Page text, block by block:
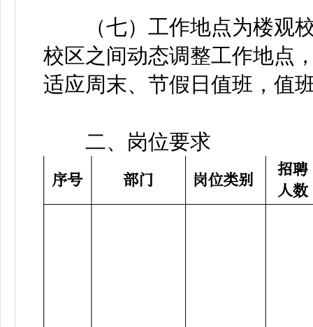
（七）工作地点为楼观校
校区之间动态调整工作地点
适应周末、节假日值班，值
二、岗位要求